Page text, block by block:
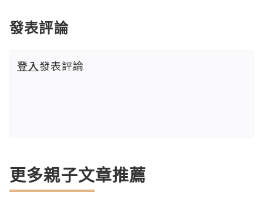
發表評論
登入發表評論
更多親子文章推薦